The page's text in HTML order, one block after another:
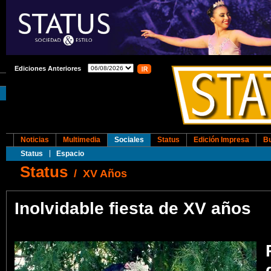
Ediciones Anteriores
Noticias Multimedia
Sociales
Status
Espacio
Status Edición Impresa
Status / XV Años
Inolvidable fiesta de XV años